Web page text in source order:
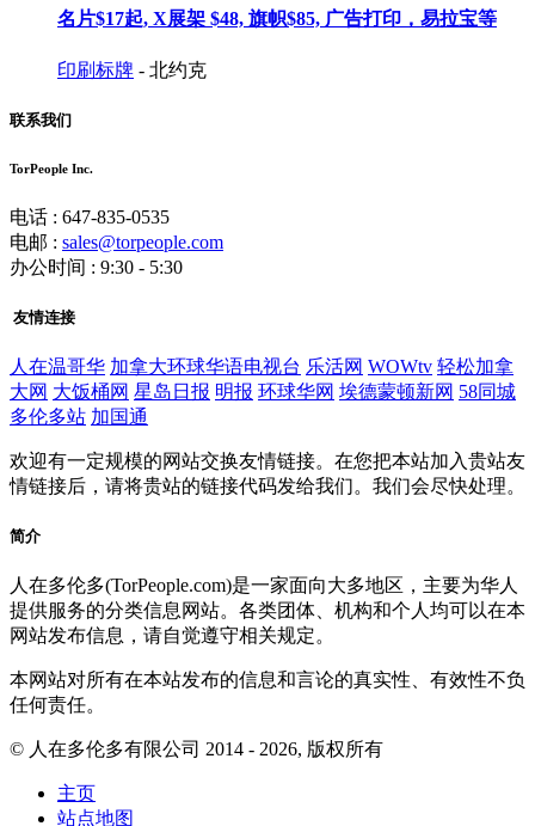
名片$17起, X展架 $48, 旗帜$85, 广告打印，易拉宝等
印刷标牌 - 北约克
联系我们
TorPeople Inc.
电话 : 647-835-0535
电邮 : sales@torpeople.com
办公时间 : 9:30 - 5:30
友情连接
人在温哥华 加拿大环球华语电视台 乐活网 WOWtv 轻松加拿
大网 大饭桶网 星岛日报 明报 环球华网 埃德蒙顿新网 58同城
多伦多站 加国通
欢迎有一定规模的网站交换友情链接。在您把本站加入贵站友
情链接后，请将贵站的链接代码发给我们。我们会尽快处理。
简介
人在多伦多(TorPeople.com)是一家面向大多地区，主要为华人
提供服务的分类信息网站。各类团体、机构和个人均可以在本
网站发布信息，请自觉遵守相关规定。
本网站对所有在本站发布的信息和言论的真实性、有效性不负
任何责任。
© 人在多伦多有限公司 2014 - 2026, 版权所有
主页
站点地图